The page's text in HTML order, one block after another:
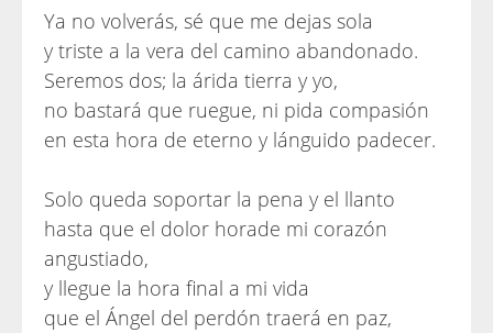
Ya no volverás, sé que me dejas sola
y triste a la vera del camino abandonado.
Seremos dos; la árida tierra y yo,
no bastará que ruegue, ni pida compasión
en esta hora de eterno y lánguido padecer.
Solo queda soportar la pena y el llanto
hasta que el dolor horade mi corazón
angustiado,
y llegue la hora final a mi vida
que el Ángel del perdón traerá en paz,